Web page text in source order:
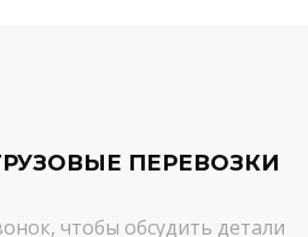
ПЕРЕВОЗКИ
чтобы обсудить детали